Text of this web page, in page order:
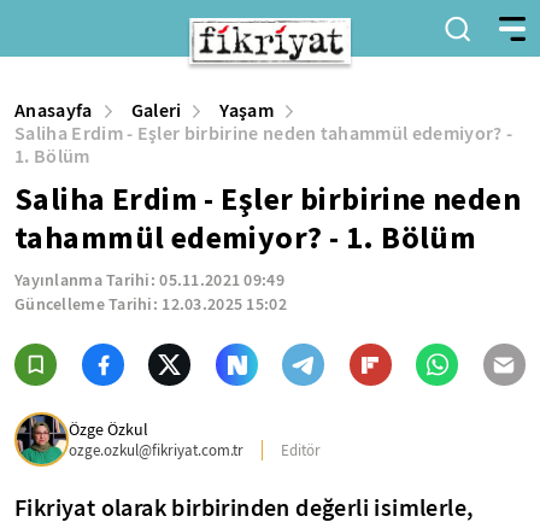
Anasayfa Galeri
Yaşam
Saliha Erdim - Eşler birbirine neden tahammül edemiyor? -
1. Bölüm
Saliha Erdim - Eşler birbirine neden
tahammül edemiyor? - 1. Bölüm
Yayınlanma Tarihi:05.11.2021 09:49
Güncelleme Tarihi: 12.03.2025 15:02
Özge Özkul
ozge.ozkul@fikriyat.com.tr Editör
Fikriyat olarak birbirinden değerli isimlerle,